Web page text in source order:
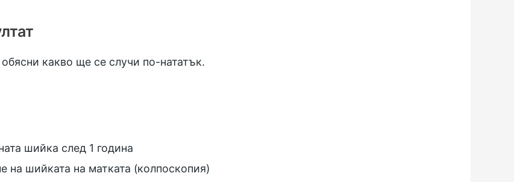
какво ще се случи по-нататък.
шийка след 1 година
на шийката на матката (колпоскопия)